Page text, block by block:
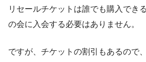
リセールチケットは誰でも購入でき
の会に入会する必要はありません。
ですが、チケットの割引もあるので